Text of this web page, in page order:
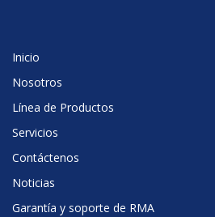
Inicio
Nosotros
Línea de Productos
Servicios
Contáctenos
Noticias
Garantía y soporte de RMA